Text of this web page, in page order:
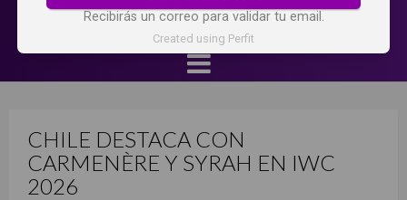
CHILE DESTACA CON
CARMENÈRE Y SYRAH EN IWC
2026
Recibirás un correo para validar tu email.
Created using Perfit